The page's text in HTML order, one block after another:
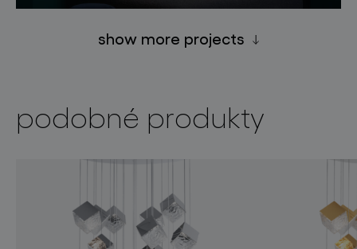
show more projects
podobné produkty